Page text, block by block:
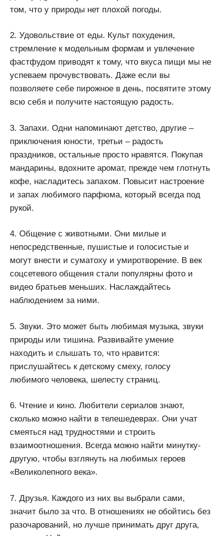
том, что у природы нет плохой погоды.
2. Удовольствие от еды. Культ похудения,
стремление к модельным формам и увлечение
фастфудом приводят к тому, что вкуса пищи мы не
успеваем прочувствовать. Даже если вы
позволяете себе пирожное в день, посвятите этому
всю себя и получите настоящую радость.
3. Запахи. Одни напоминают детство, другие –
приключения юности, третьи – радость
праздников, остальные просто нравятся. Покупая
мандарины, вдохните аромат, прежде чем глотнуть
кофе, насладитесь запахом. Повысит настроение
и запах любимого парфюма, который всегда под
рукой.
4. Общение с животными. Они милые и
непосредственные, пушистые и голосистые и
могут внести и суматоху и умиротворение. В век
соцсетевого общения стали популярны фото и
видео братьев меньших. Наслаждайтесь
наблюдением за ними.
5. Звуки. Это может быть любимая музыка, звуки
природы или тишина. Развивайте умение
находить и слышать то, что нравится:
прислушайтесь к детскому смеху, голосу
любимого человека, шелесту страниц.
6. Чтение и кино. Любители сериалов знают,
сколько можно найти в телешедеврах. Они учат
смеяться над трудностями и строить
взаимоотношения. Всегда можно найти минутку-
другую, чтобы взглянуть на любимых героев
«Великолепного века».
7. Друзья. Каждого из них вы выбрали сами,
значит было за что. В отношениях не обойтись без
разочарований, но лучше принимать друг друга,